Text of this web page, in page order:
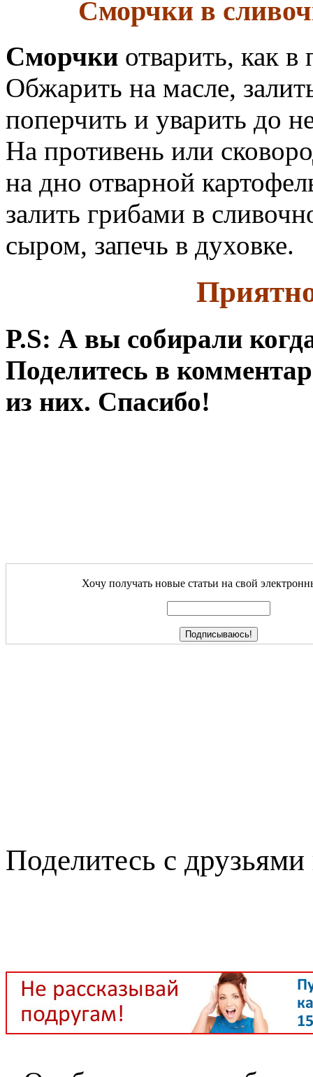
Сморчки в
Сморчки отварить, как
Обжарить на масле,
поперчить и уварить до
На противень или
на дно отварной
залить грибами в
сыром, запечь в духовке.
P.S: А вы собирали
Поделитесь в
из них. Спасибо!
Хочу получать новые статьи на свой
Поделитесь с друзьями